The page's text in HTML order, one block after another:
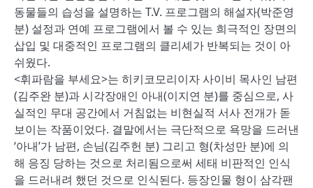
동물들의 습성을 설명하는 T.V. 프로그램의 해설자(박준영
분) 설정과 연예 프로그램에서 볼 수 있는 희극적인 장면의
삽입 및 대중적인 프로그램의 클리셰가 반복되는 것이 아
쉬웠다.
<휘파람을 부세요>는 히키코모리이자 사이비 목사인 남편
(김주완 분)과 시각장애인 아내(이지연 분)를 중심으로, 사
실적인 무대 공간에서 거침없는 비현실적 서사 전개가 돋
보이는 작품이었다. 결말에서는 극단적으로 욕망을 드러낸
‘아내’가 남편, 손님(김주헌 분) 그리고 형(차성만 분)에 의
해 응징 당하는 것으로 처리됨으로써 세태 비판적인 인식
을 드러내려 했던 것으로 인식된다. 등장인물 형이 삼각팬